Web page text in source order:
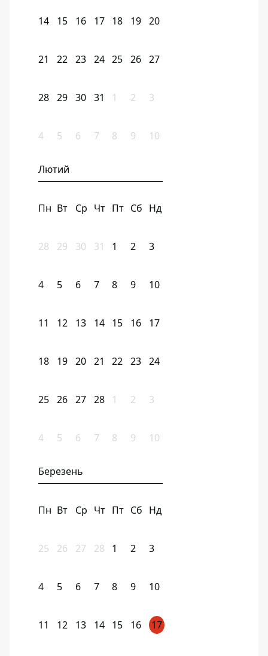
14 15 16 17 18 19 20
21 22 23 24 25 26 27
28 29 30 31 1 2 3
4 5 6 7 8 9 10
Лютий
Пн Вт Ср Чт Пт Сб Нд
28 29 30 31 1 2 3
4 5 6 7 8 9 10
11 12 13 14 15 16 17
18 19 20 21 22 23 24
25 26 27 28 1 2 3
4 5 6 7 8 9 10
Березень
Пн Вт Ср Чт Пт Сб Нд
25 26 27 28 1 2 3
4 5 6 7 8 9 10
11 12 13 14 15 16 17